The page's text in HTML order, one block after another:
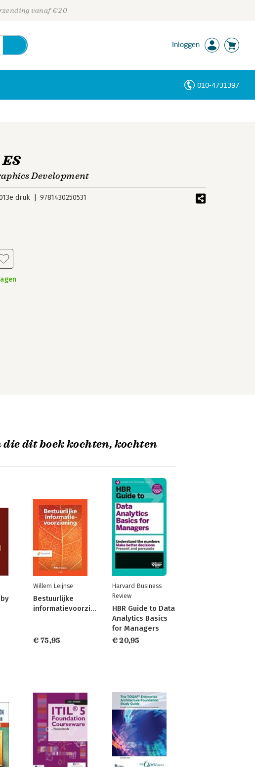
vanaf €20
Inloggen
010-4731397
Development
druk 9781430250531
dit boek kochten, kochten
Willem Leijnse
Bestuurlijke
informatievoorziening
€ 75,95
Harvard Business
Review
HBR Guide to Data
Analytics Basics
for Managers
€ 20,95
Personen